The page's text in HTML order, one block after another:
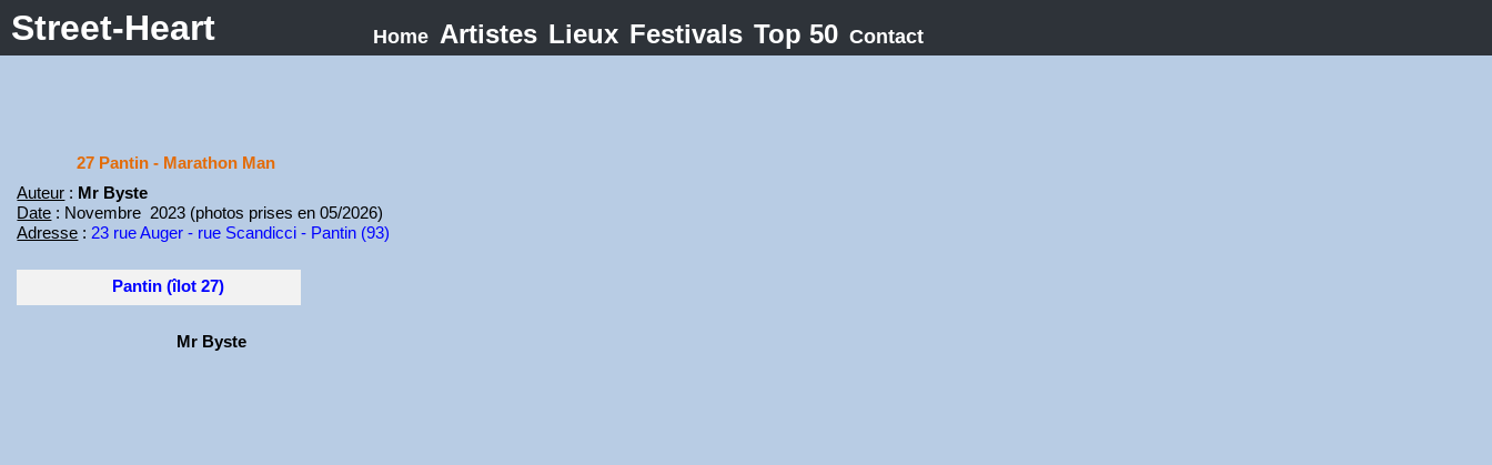
Street-Heart Home Artistes Lieux Festivals Top 50 Contact
27 Pantin - Marathon Man
Auteur : Mr Byste
Date : Novembre 2023 (photos prises en 05/2026)
Adresse : 23 rue Auger - rue Scandicci - Pantin (93)
Pantin (îlot 27)
Mr Byste